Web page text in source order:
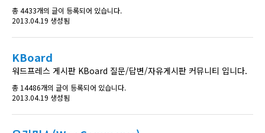
총 4433개의 글이 등록되어 있습니다.
2013.04.19 생성됨
KBoard
워드프레스 게시판 KBoard 질문/답변/자유게시판 커뮤니티 입니다.
총 14486개의 글이 등록되어 있습니다.
2013.04.19 생성됨